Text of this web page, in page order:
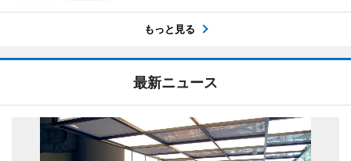
もっと見る
最新ニュース